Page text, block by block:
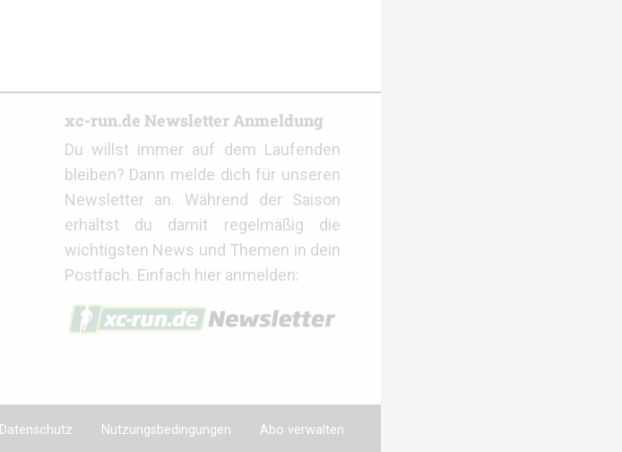
xc-run.de Newsletter Anmeldung
Du willst immer auf dem Laufenden
bleiben? Dann melde dich für unseren
Newsletter an. Während der Saison
erhältst du damit regelmäßig die
wichtigsten News und Themen in dein
Postfach. Einfach hier anmelden:
Datenschutz Nutzungsbedingungen Abo verwalten